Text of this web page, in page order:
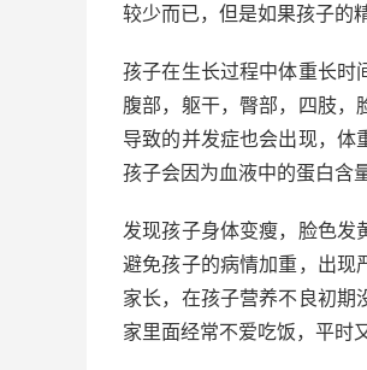
较少而已，但是如果孩子的
孩子在生长过程中体重长时
腹部，躯干，臀部，四肢，
导致的并发症也会出现，体
孩子会因为血液中的蛋白含
发现孩子身体变瘦，脸色发
避免孩子的病情加重，出现
家长，在孩子营养不良初期
家里面经常不爱吃饭，平时